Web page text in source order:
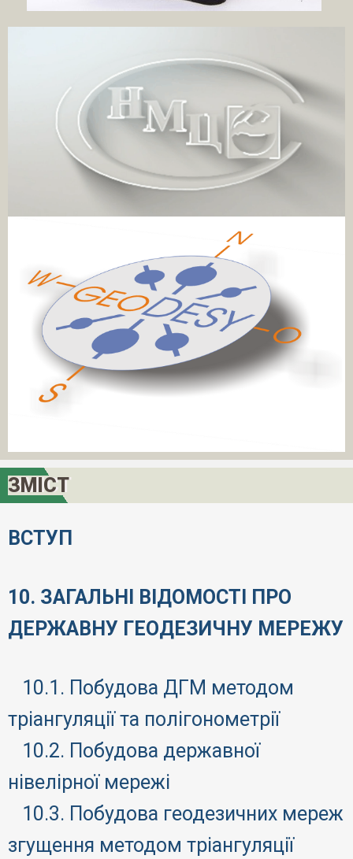
ЗМІСТ
ВСТУП
10. ЗАГАЛЬНІ ВІДОМОСТІ ПРО
ДЕРЖАВНУ ГЕОДЕЗИЧНУ МЕРЕЖУ
10.1. Побудова ДГМ методом
тріангуляції та полігонометрії
10.2. Побудова державної
нівелірної мережі
10.3. Побудова геодезичних мереж
згущення методом тріангуляції